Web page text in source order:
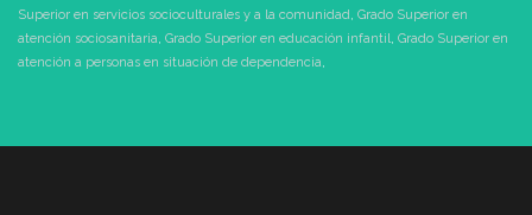
Superior en servicios socioculturales y a la comunidad, Grado Superior en
atención sociosanitaria, Grado Superior en educación infantil, Grado Superior en
atención a personas en situación de dependencia,